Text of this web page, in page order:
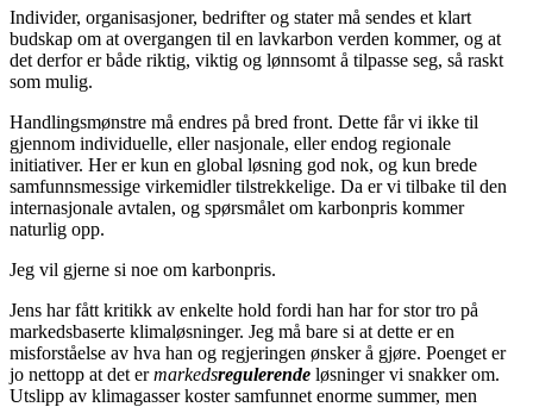
Individer, organisasjoner, bedrifter og stater må sendes et klart
budskap om at overgangen til en lavkarbon verden kommer, og at
det derfor er både riktig, viktig og lønnsomt å tilpasse seg, så raskt
som mulig.
Handlingsmønstre må endres på bred front. Dette får vi ikke til
gjennom individuelle, eller nasjonale, eller endog regionale
initiativer. Her er kun en global løsning god nok, og kun brede
samfunnsmessige virkemidler tilstrekkelige. Da er vi tilbake til den
internasjonale avtalen, og spørsmålet om karbonpris kommer
naturlig opp.
Jeg vil gjerne si noe om karbonpris.
Jens har fått kritikk av enkelte hold fordi han har for stor tro på
markedsbaserte klimaløsninger. Jeg må bare si at dette er en
misforståelse av hva han og regjeringen ønsker å gjøre. Poenget er
jo nettopp at det ermarkedsregulerende løsninger vi snakker om.
Utslipp av klimagasser koster samfunnet enorme summer, men